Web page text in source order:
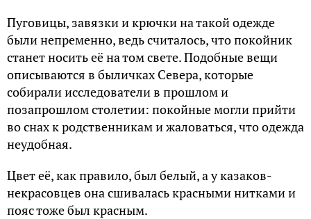
Пуговицы, завязки и крючки на такой одежде
были непременно, ведь считалось, что покойник
станет носить её на том свете. Подобные вещи
описываются в быличках Севера, которые
собирали исследователи в прошлом и
позапрошлом столетии: покойные могли прийти
во снах к родственникам и жаловаться, что одежда
неудобная.
Цвет её, как правило, был белый, а у казаков-
некрасовцев она сшивалась красными нитками и
пояс тоже был красным.